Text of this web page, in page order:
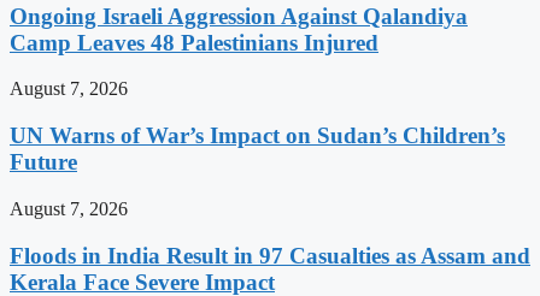
Ongoing Israeli Aggression Against Qalandiya
Camp Leaves 48 Palestinians Injured
August 7, 2026
UN Warns of War’s Impact on Sudan’s Children’s
Future
August 7, 2026
Floods in India Result in 97 Casualties as Assam and
Kerala Face Severe Impact